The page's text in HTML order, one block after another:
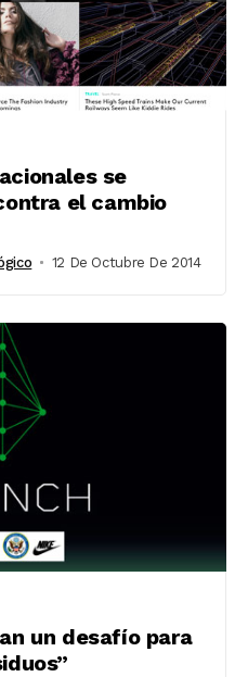
se
el cambio
12 De Octubre De 2014
un desafío para